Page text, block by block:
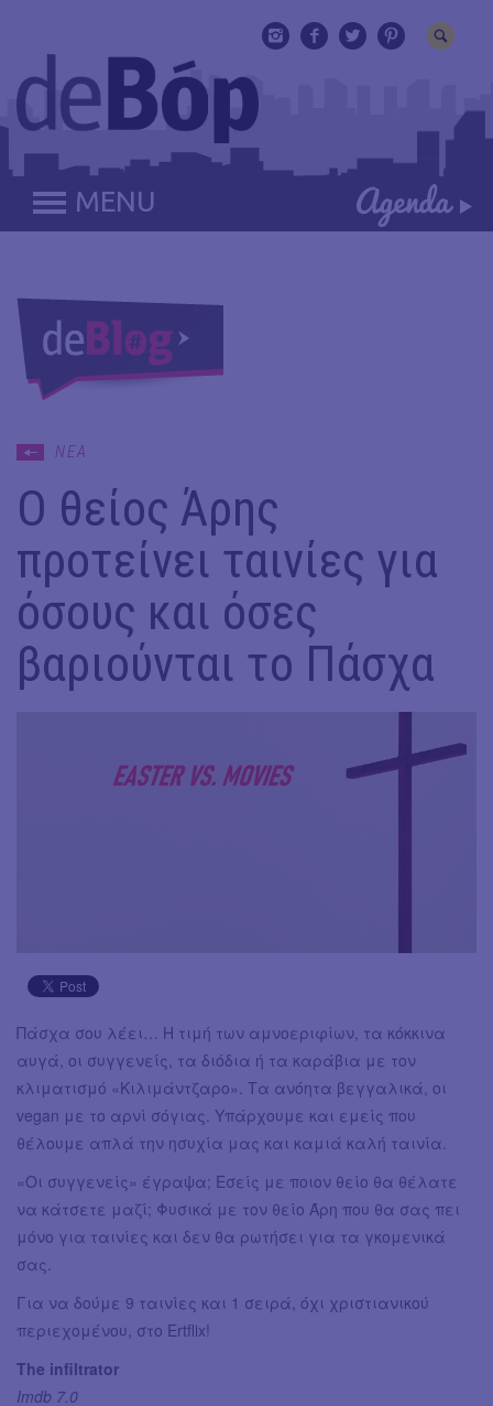
MENU
ΝΕΑ
Ο θείος Άρης
προτείνει ταινίες για
όσους και όσες
βαριούνται το Πάσχα
Πάσχα σου λέει… Η τιμή των αμνοεριφίων, τα κόκκινα
αυγά, οι συγγενείς, τα διόδια ή τα καράβια με τον
κλιματισμό «Κιλιμάντζαρο». Τα ανόητα βεγγαλικά, οι
vegan με το αρνί σόγιας. Υπάρχουμε και εμείς που
θέλουμε απλά την ησυχία μας και καμιά καλή ταινία.
«Οι συγγενείς» έγραψα; Εσείς με ποιον θείο θα θέλατε
να κάτσετε μαζί; Φυσικά με τον θείο Άρη που θα σας πει
μόνο για ταινίες και δεν θα ρωτήσει για τα γκομενικά
σας.
Για να δούμε 9 ταινίες και 1 σειρά, όχι χριστιανικού
περιεχομένου, στο Ertflix!
The infiltrator
Imdb 7.0